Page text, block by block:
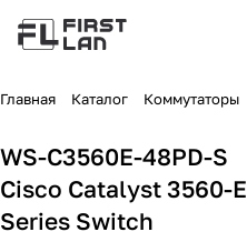
Главная Каталог Коммутаторы
WS-C3560E-48PD-S
Cisco Catalyst 3560-E
Series Switch